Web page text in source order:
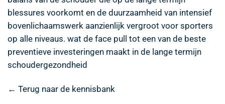
blessures voorkomt en de duurzaamheid van intensief
bovenlichaamswerk aanzienlijk vergroot voor sporters
op alle niveaus. wat de face pull tot een van de beste
preventieve investeringen maakt in de lange termijn
schoudergezondheid
← Terug naar de kennisbank